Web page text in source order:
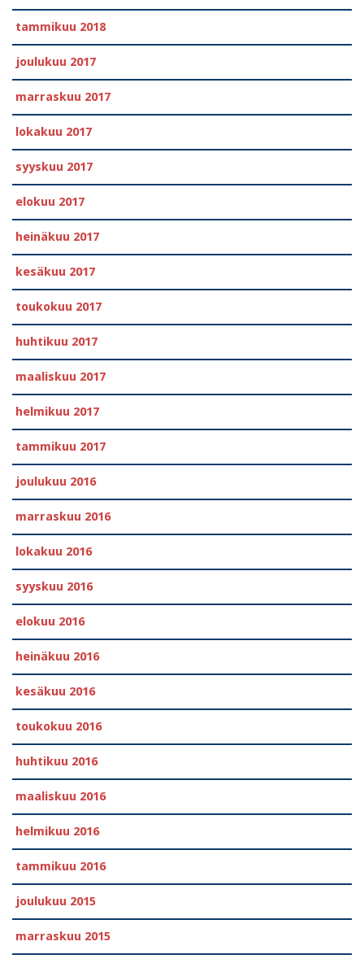
tammikuu 2018
joulukuu 2017
marraskuu 2017
lokakuu 2017
syyskuu 2017
elokuu 2017
heinäkuu 2017
kesäkuu 2017
toukokuu 2017
huhtikuu 2017
maaliskuu 2017
helmikuu 2017
tammikuu 2017
joulukuu 2016
marraskuu 2016
lokakuu 2016
syyskuu 2016
elokuu 2016
heinäkuu 2016
kesäkuu 2016
toukokuu 2016
huhtikuu 2016
maaliskuu 2016
helmikuu 2016
tammikuu 2016
joulukuu 2015
marraskuu 2015